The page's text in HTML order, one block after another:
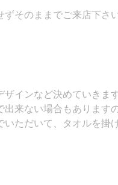
そのままでご来店下さい
インなど決めていきます
来ない場合もあります
ただいて、タオルを掛